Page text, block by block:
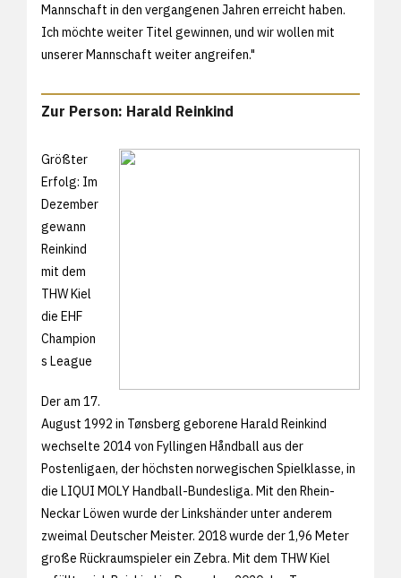
Mannschaft in den vergangenen Jahren erreicht haben.
Ich möchte weiter Titel gewinnen, und wir wollen mit
unserer Mannschaft weiter angreifen."
Zur Person: Harald Reinkind
Größter
Erfolg: Im
Dezember
gewann
Reinkind
mit dem
THW Kiel
die EHF
Champion
s League
Der am 17.
August 1992 in Tønsberg geborene Harald Reinkind
wechselte 2014 von Fyllingen Håndball aus der
Postenligaen, der höchsten norwegischen Spielklasse, in
die LIQUI MOLY Handball-Bundesliga. Mit den Rhein-
Neckar Löwen wurde der Linkshänder unter anderem
zweimal Deutscher Meister. 2018 wurde der 1,96 Meter
große Rückraumspieler ein Zebra. Mit dem THW Kiel